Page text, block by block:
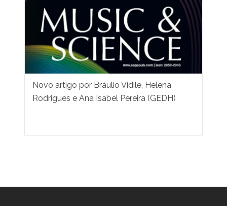
Novo artigo por Bráulio Vidile, Helena
Rodrigues e Ana Isabel Pereira (GEDH)